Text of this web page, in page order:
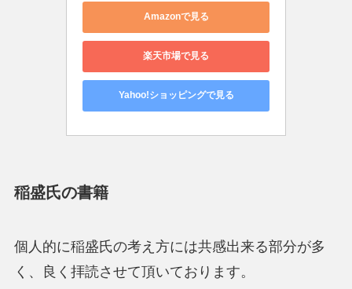
Amazonで見る
楽天市場で見る
Yahoo!ショッピングで見る
稲盛氏の書籍
個人的に稲盛氏の考え方には共感出来る部分が多
く、良く拝読させて頂いております。